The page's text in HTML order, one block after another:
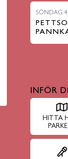
SÖNDAG
INFÖR
HITTA